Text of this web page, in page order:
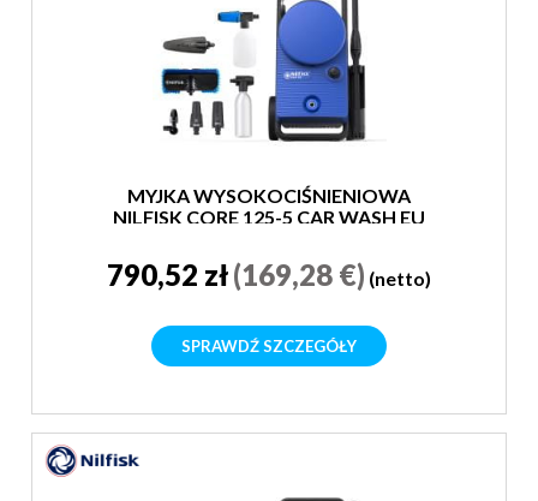
MYJKA WYSOKOCIŚNIENIOWA
NILFISK CORE 125-5 CAR WASH EU
790,52 zł(169,28 €) (netto)
SPRAWDŹ SZCZEGÓŁY